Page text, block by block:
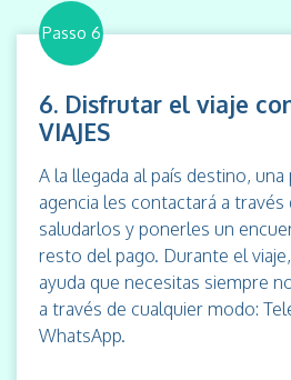
Passo 6
6. Disfrutar el viaje
VIAJES
A la llegada al país destino,
agencia les contactará a
saludarlos y ponerles un
resto del pago. Durante el
ayuda que necesitas siempre
a través de cualquier modo:
WhatsApp.